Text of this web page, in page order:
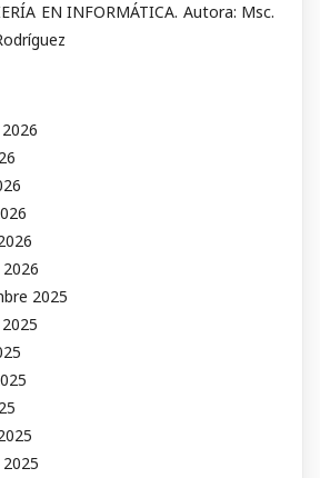
EN INFORMÁTICA. Autora: Msc.
2025